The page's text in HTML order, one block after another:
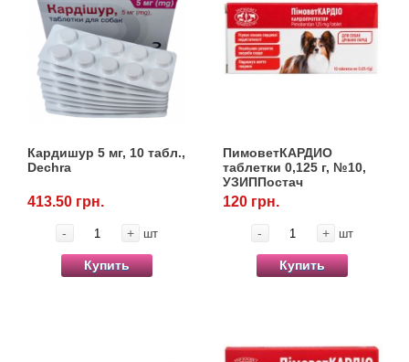
Кардишур 5 мг, 10 табл.,
Dechra
413.50 грн.
- + шт
Купить
ПимоветКАРДИО
таблетки 0,125 г, №10,
УЗИППостач
120 грн.
- + шт
Купить